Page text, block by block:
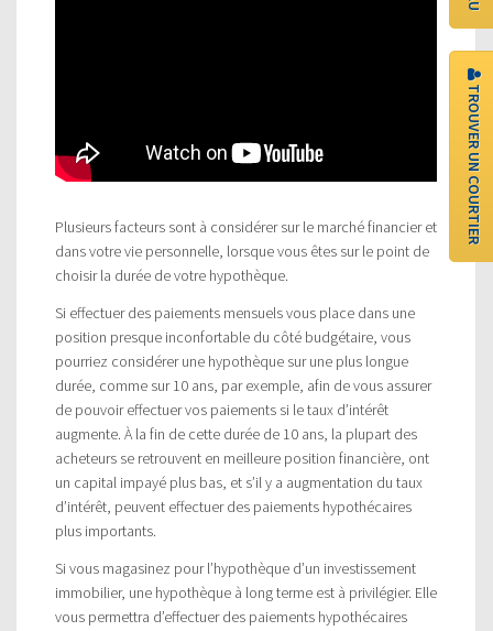
TROUVER UN COURTIER
Plusieurs facteurs sont à considérer sur le marché financier et
dans votre vie personnelle, lorsque vous êtes sur le point de
choisir la durée de votre hypothèque.
Si effectuer des paiements mensuels vous place dans une
position presque inconfortable du côté budgétaire, vous
pourriez considérer une hypothèque sur une plus longue
durée, comme sur 10 ans, par exemple, afin de vous assurer
de pouvoir effectuer vos paiements si le taux d’intérêt
augmente. À la fin de cette durée de 10 ans, la plupart des
acheteurs se retrouvent en meilleure position financière, ont
un capital impayé plus bas, et s’il y a augmentation du taux
d’intérêt, peuvent effectuer des paiements hypothécaires
plus importants.
Si vous magasinez pour l’hypothèque d’un investissement
immobilier, une hypothèque à long terme est à privilégier. Elle
vous permettra d’effectuer des paiements hypothécaires